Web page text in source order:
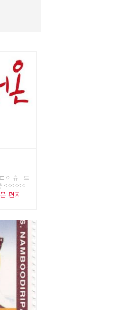
이슈 : 트
<<<<<<
편지